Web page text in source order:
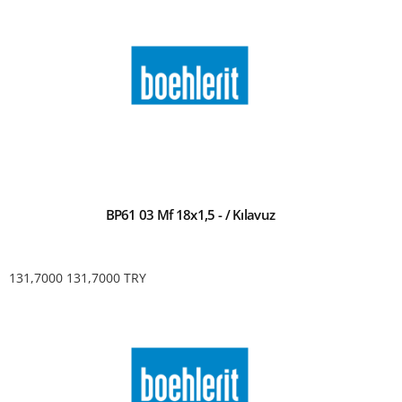
BP61 03 Mf 18x1,5 - / Kılavuz
131,7000 131,7000 TRY